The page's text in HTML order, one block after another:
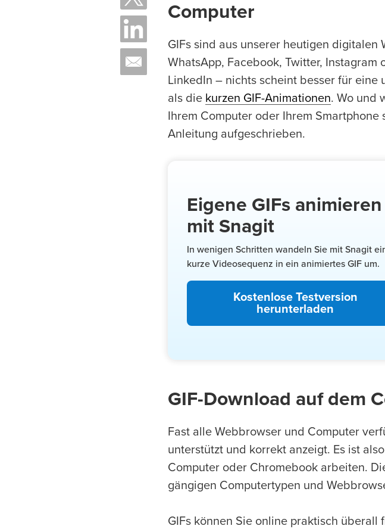
Computer
GIFs sind aus unserer heutigen
WhatsApp, Facebook, Twitter,
LinkedIn – nichts scheint besser für
als die kurzen GIF-Animationen. Wo und
Ihrem Computer oder Ihrem
Anleitung aufgeschrieben.
Eigene GIFs animieren
mit Snagit
In wenigen Schritten wandeln Sie mit Snagit
kurze Videosequenz in ein animiertes GIF um.
Kostenlose Testversion
herunterladen
GIF-Download auf dem
Fast alle Webbrowser und Computer
unterstützt und korrekt anzeigt. Es ist
Computer oder Chromebook arbeiten.
gängigen Computertypen und
GIFs können Sie online praktisch überall